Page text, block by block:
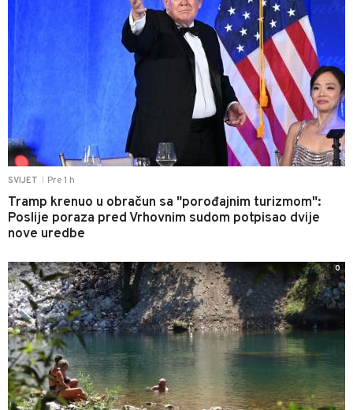
SVIJET Pre 1 h
Tramp krenuo u obračun sa "porođajnim turizmom":
Poslije poraza pred Vrhovnim sudom potpisao dvije
nove uredbe
0